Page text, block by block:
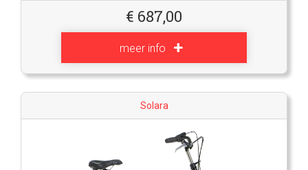
€ 687,00
meer info
Solara